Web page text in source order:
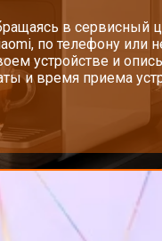
в сервисный
по телефону или
устройстве и
и время приема